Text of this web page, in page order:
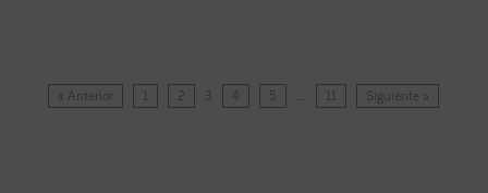
« Anterior 1 2 3 4 5 … 11 Siguiente »